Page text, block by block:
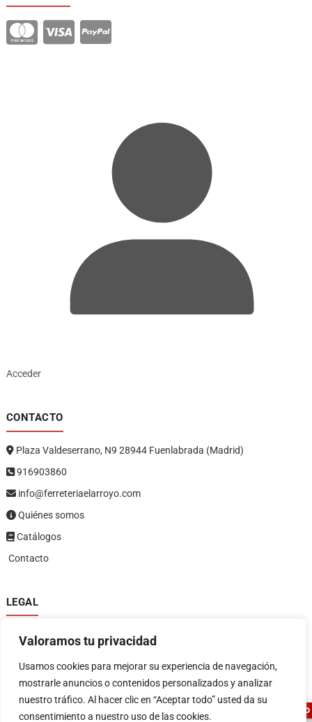
Valoramos tu privacidad
Usamos cookies para mejorar su experiencia de navegación,
mostrarle anuncios o contenidos personalizados y analizar
nuestro tráfico. Al hacer clic en “Aceptar todo” usted da su
consentimiento a nuestro uso de las cookies.
Acceder
CONTACTO
Plaza Valdeserrano, N9 28944 Fuenlabrada (Madrid)
916903860
info@ferreteriaelarroyo.com
Quiénes somos
Catálogos
Contacto
LEGAL
Política de privacidad
Política de devoluciones y reembolsos
Términos y condiciones
ASESOR FERRETERO